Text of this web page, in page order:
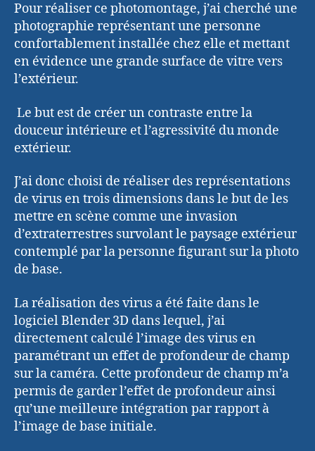
Pour réaliser ce photomontage, j’ai cherché une
photographie représentant une personne
confortablement installée chez elle et mettant
en évidence une grande surface de vitre vers
l’extérieur.
Le but est de créer un contraste entre la
douceur intérieure et l’agressivité du monde
extérieur.
J’ai donc choisi de réaliser des représentations
de virus en trois dimensions dans le but de les
mettre en scène comme une invasion
d’extraterrestres survolant le paysage extérieur
contemplé par la personne figurant sur la photo
de base.
La réalisation des virus a été faite dans le
logiciel Blender 3D dans lequel, j’ai
directement calculé l’image des virus en
paramétrant un effet de profondeur de champ
sur la caméra. Cette profondeur de champ m’a
permis de garder l’effet de profondeur ainsi
qu’une meilleure intégration par rapport à
l’image de base initiale.